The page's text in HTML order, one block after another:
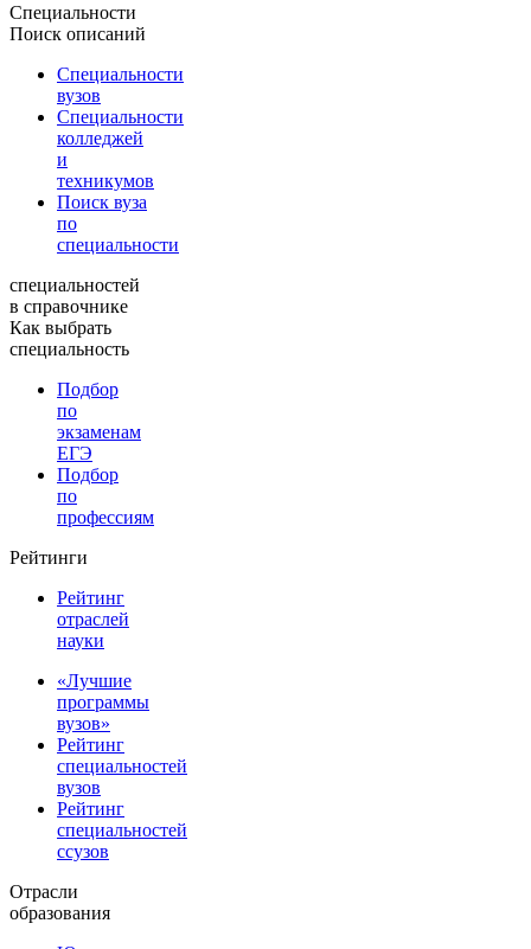
Специальности
Поиск описаний
Специальности
вузов
Специальности
колледжей
и
техникумов
Поиск вуза
по
специальности
специальностей
в справочнике
Как выбрать
специальность
Подбор
по
экзаменам
ЕГЭ
Подбор
по
профессиям
Рейтинги
Рейтинг
отраслей
науки
«Лучшие
программы
вузов»
Рейтинг
специальностей
вузов
Рейтинг
специальностей
ссузов
Отрасли
образования